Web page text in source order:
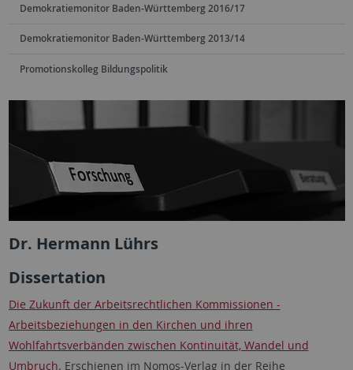
Demokratiemonitor Baden-Württemberg 2016/17
Demokratiemonitor Baden-Württemberg 2013/14
Promotionskolleg Bildungspolitik
Dr. Hermann Lührs
Dissertation
Die Zukunft der Arbeitsrechtlichen Kommissionen -
Arbeitsbeziehungen in den Kirchen und ihren
Wohlfahrtsverbänden zwischen Kontinuität, Wandel und
Umbruch. Erschienen im Nomos-Verlag in der Reihe